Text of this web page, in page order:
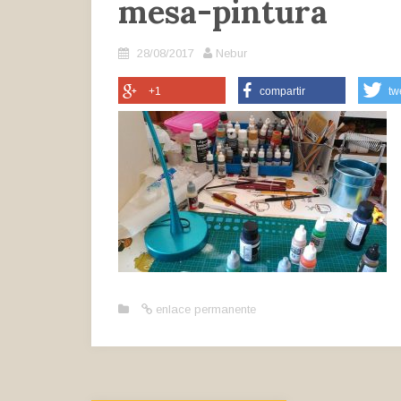
mesa-pintura
28/08/2017 Nebur
+1 compartir
enlace permanente